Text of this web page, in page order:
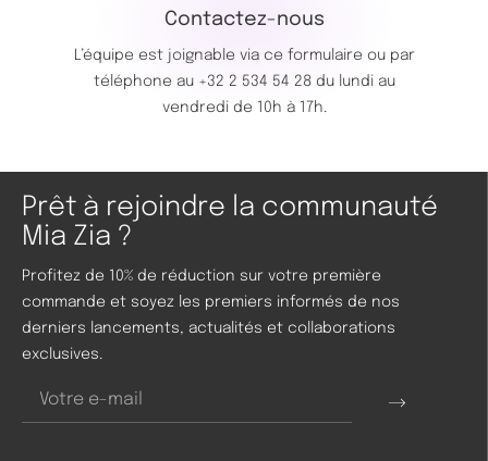
Contactez-nous
L’équipe est joignable via ce formulaire ou par
téléphone au +32 2 534 54 28du lundi au
vendredi de 10h à 17h.
Prêt à rejoindre la communauté
Mia Zia ?
Profitez de 10% de réduction sur votre première
commande et soyez les premiers informés de nos
derniers lancements, actualités et collaborations
exclusives.